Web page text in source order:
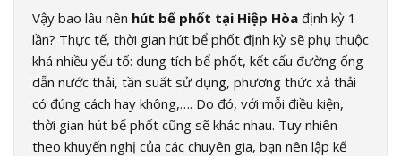
Vậy bao lâu nên hút bể phốt tại Hiệp Hòa định kỳ 1
lần? Thực tế, thời gian hút bể phốt định kỳ sẽ phụ thuộc
khá nhiều yếu tố: dung tích bể phốt, kết cấu đường ống
dẫn nước thải, tần suất sử dụng, phương thức xả thải
có đúng cách hay không,…. Do đó, với mỗi điều kiện,
thời gian hút bể phốt cũng sẽ khác nhau. Tuy nhiên
theo khuyến nghị của các chuyên gia, bạn nên lập kế